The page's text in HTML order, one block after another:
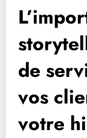
de
vos
votre